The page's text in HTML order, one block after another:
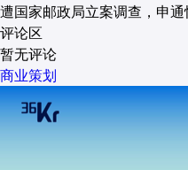
遭国家邮政局立案调查，申
评论区
暂无评论
商业策划